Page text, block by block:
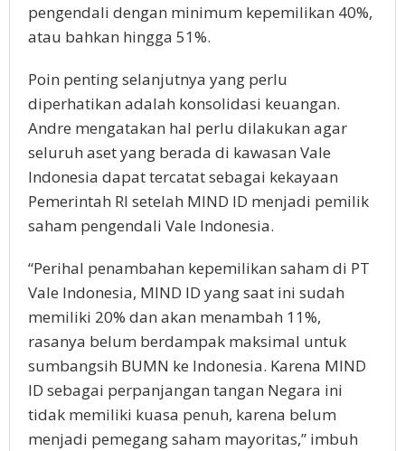
pengendali dengan minimum kepemilikan 40%,
atau bahkan hingga 51%.
Poin penting selanjutnya yang perlu
diperhatikan adalah konsolidasi keuangan.
Andre mengatakan hal perlu dilakukan agar
seluruh aset yang berada di kawasan Vale
Indonesia dapat tercatat sebagai kekayaan
Pemerintah RI setelah MIND ID menjadi pemilik
saham pengendali Vale Indonesia.
“Perihal penambahan kepemilikan saham di PT
Vale Indonesia, MIND ID yang saat ini sudah
memiliki 20% dan akan menambah 11%,
rasanya belum berdampak maksimal untuk
sumbangsih BUMN ke Indonesia. Karena MIND
ID sebagai perpanjangan tangan Negara ini
tidak memiliki kuasa penuh, karena belum
menjadi pemegang saham mayoritas,” imbuh